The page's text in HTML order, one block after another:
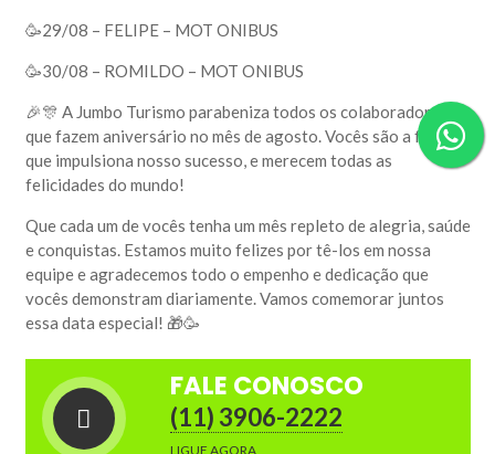
🥳29/08 – FELIPE – MOT ONIBUS
🥳30/08 – ROMILDO – MOT ONIBUS
🎉🎊 A Jumbo Turismo parabeniza todos os colaboradores
que fazem aniversário no mês de agosto. Vocês são a força
que impulsiona nosso sucesso, e merecem todas as
felicidades do mundo!
Que cada um de vocês tenha um mês repleto de alegria, saúde
e conquistas. Estamos muito felizes por tê-los em nossa
equipe e agradecemos todo o empenho e dedicação que
vocês demonstram diariamente. Vamos comemorar juntos
essa data especial! 🎁🥳
FALE CONOSCO
(11) 3906-2222
LIGUE AGORA